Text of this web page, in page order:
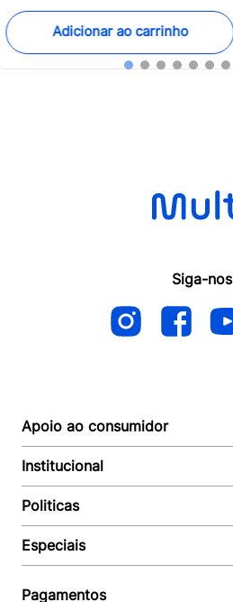
Adicionar ao carrinho
Siga-nos
Apoio ao consumidor
Autoatendimento
Suporte e reparo
Acompanhar Entrega
Baixe o APP
Institucional
Quem somos
Revendedor
Seja um Revendedor
Trabalhe conosco
Politicas
Política de Entrega
Política de Pagamento
Política de Privacidade
Especiais
Pagamentos